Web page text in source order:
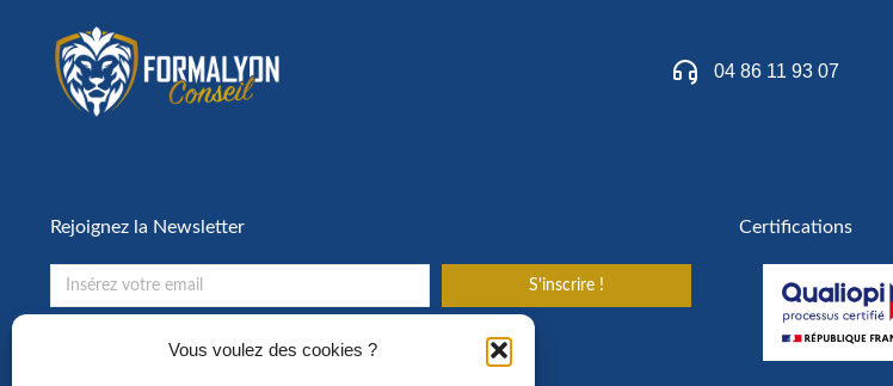
Vous voulez des cookies ?
04 86 11 93 07
Rejoignez la Newsletter
S'inscrire !
Toute l’actualité de la formation en entreprise !
Certifications